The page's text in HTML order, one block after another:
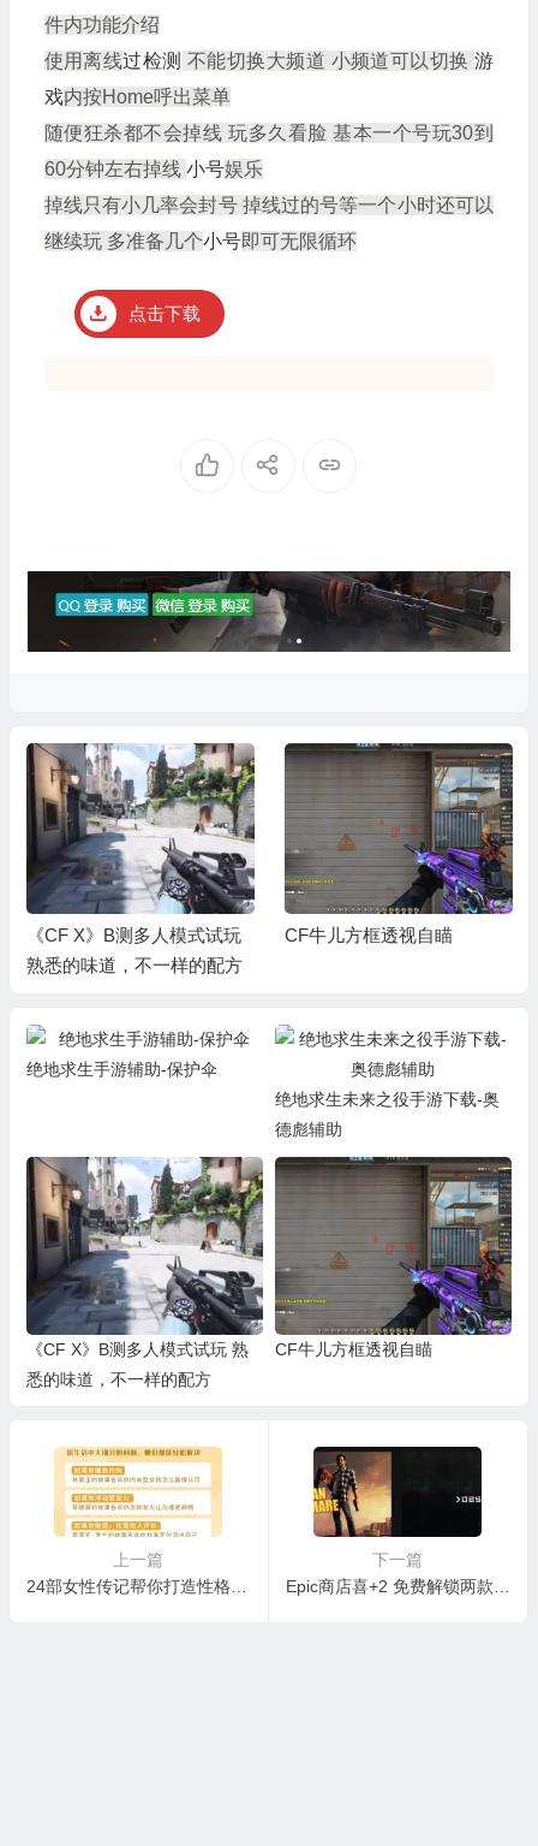
件内功能介绍
使用离线过检测 不能切换大频道 小频道可以切换 游
戏内按Home呼出菜单
随便狂杀都不会掉线 玩多久看脸 基本一个号玩30到
60分钟左右掉线 小号娱乐
掉线只有小几率会封号 掉线过的号等一个小时还可以
继续玩 多准备几个小号即可无限循环
点击下载
《CF X》B测多人模式试玩
熟悉的味道，不一样的配方
CF牛儿方框透视自瞄
绝地求生手游辅助-保护伞
绝地求生未来之役手游下载-奥
德彪辅助
《CF X》B测多人模式试玩 熟
悉的味道，不一样的配方
CF牛儿方框透视自瞄
上一篇
24部女性传记帮你打造性格优势
下一篇
Epic商店喜+2 免费解锁两款游戏